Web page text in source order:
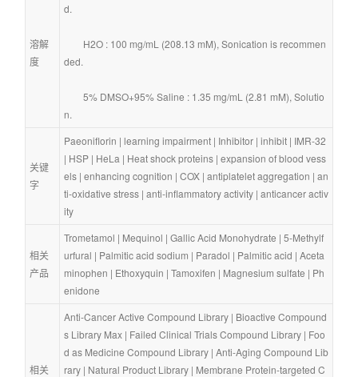
溶解
度
d.
ded.
n.
关键
字
Paeoniflorin | learning impairment | Inhibitor | inhibit | IMR-32
| HSP | HeLa | Heat shock proteins | expansion of blood vess
els | enhancing cognition | COX | antiplatelet aggregation | an
ti-oxidative stress | anti-inflammatory activity | anticancer activ
ity
相关
产品
Trometamol | Mequinol | Gallic Acid Monohydrate | 5-Methylf
urfural | Palmitic acid sodium | Paradol | Palmitic acid | Aceta
minophen | Ethoxyquin | Tamoxifen | Magnesium sulfate | Ph
enidone
相关
Anti-Cancer Active Compound Library | Bioactive Compound
s Library Max | Failed Clinical Trials Compound Library | Foo
d as Medicine Compound Library | Anti-Aging Compound Lib
rary | Natural Product Library | Membrane Protein-targeted C